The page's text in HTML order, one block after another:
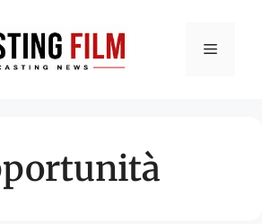
Menu